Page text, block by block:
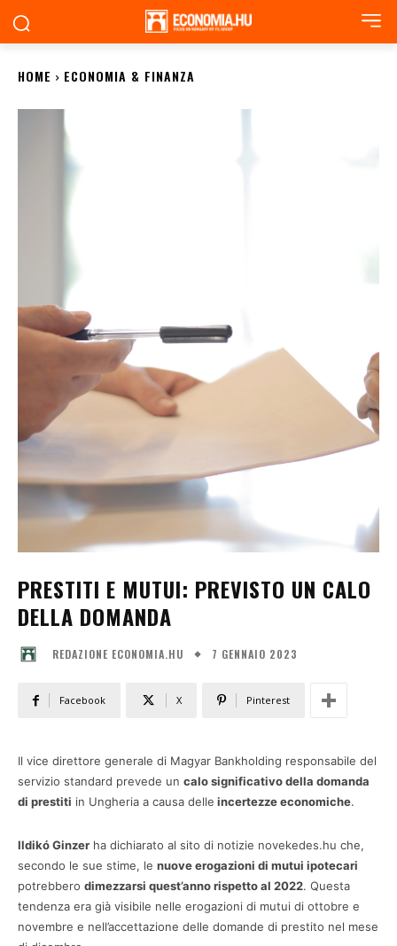
HOME ECONOMIA & FINANZA
PRESTITI E MUTUI: PREVISTO UN CALO
DELLA DOMANDA
REDAZIONE ECONOMIA.HU 7 GENNAIO 2023
Facebook X Pinterest
Il vice direttore generale di Magyar Bankholding responsabile del
servizio standard prevede un calo significativo della domanda
di prestiti in Ungheria a causa delle incertezze economiche.
Ildikó Ginzer ha dichiarato al sito di notizie novekedes.hu che,
secondo le sue stime, le nuove erogazioni di mutui ipotecari
potrebbero dimezzarsi quest’anno rispetto al 2022. Questa
tendenza era già visibile nelle erogazioni di mutui di ottobre e
novembre e nell’accettazione delle domande di prestito nel mese